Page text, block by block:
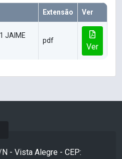
Extensão Ver
JAIME
pdf
Ver
- Vista Alegre - CEP: